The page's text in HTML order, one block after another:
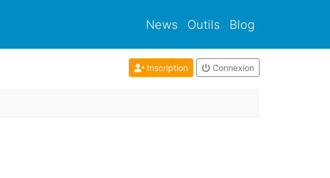
News Outils Blog
Inscription Connexion